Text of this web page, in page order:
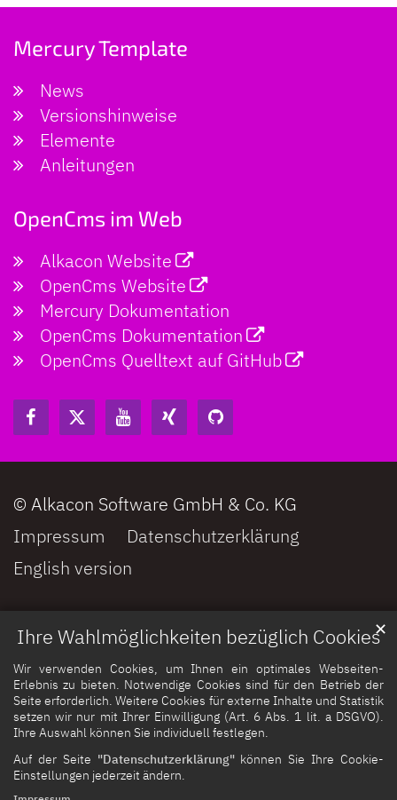
Ihre Wahlmöglichkeiten bezüglich Cookies
Wir verwenden Cookies, um Ihnen ein optimales Webseiten-
Erlebnis zu bieten. Notwendige Cookies sind für den Betrieb der
Seite erforderlich. Weitere Cookies für externe Inhalte und Statistik
setzen wir nur mit Ihrer Einwilligung (Art. 6 Abs. 1 lit. a DSGVO).
Ihre Auswahl können Sie individuell festlegen.
Auf der Seite "Datenschutzerklärung"können Sie Ihre Cookie-
Einstellungen jederzeit ändern.
✕
Mercury Template
News
Versionshinweise
Elemente
Anleitungen
OpenCms im Web
Alkacon Website
OpenCms Website
Mercury Dokumentation
OpenCms Dokumentation
OpenCms Quelltext auf GitHub
© Alkacon Software GmbH & Co. KG
Impressum
Datenschutzerklärung
English version